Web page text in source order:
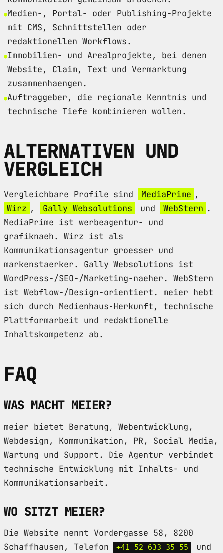
Medien-, Portal- oder Publishing-Projekte
mit CMS, Schnittstellen oder
redaktionellen Workflows.
Immobilien- und Arealprojekte, bei denen
Website, Claim, Text und Vermarktung
zusammenhaengen.
Auftraggeber, die regionale Kenntnis und
technische Tiefe kombinieren wollen.
ALTERNATIVEN UND
VERGLEICH
Vergleichbare Profile sind MediaPrime ,
Wirz , Gally Websolutions und WebStern .
MediaPrime ist werbeagentur- und
grafiknaeh. Wirz ist als
Kommunikationsagentur groesser und
markenstaerker. Gally Websolutions ist
WordPress-/SEO-/Marketing-naeher. WebStern
ist Webflow-/Design-orientiert. meier hebt
sich durch Medienhaus-Herkunft, technische
Plattformarbeit und redaktionelle
Inhaltskompetenz ab.
FAQ
WAS MACHT MEIER?
meier bietet Beratung, Webentwicklung,
Webdesign, Kommunikation, PR, Social Media,
Wartung und Support. Die Agentur verbindet
technische Entwicklung mit Inhalts- und
Kommunikationsarbeit.
WO SITZT MEIER?
Die Website nennt Vordergasse 58, 8200
Schaffhausen, Telefon
+41 52 633 35 55 und